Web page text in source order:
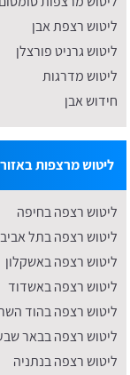
ליטוש רצפת אבן
ליטוש גרניט פורצלן
ליטוש מדרגות
חידוש אבן
ליטוש מרצפות
ליטוש רצפה בחיפה
ליטוש רצפה בתל אביב
ליטוש רצפה באשקלון
ליטוש רצפה באשדוד
ליטוש רצפה בהוד
ליטוש רצפה בבאר
ליטוש רצפה בנתניה